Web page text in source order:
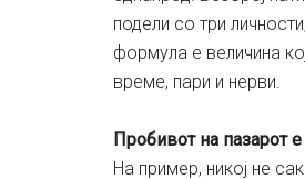
подели со три
формула е величина
време, пари и нерви.
Пробивот на пазарот
На пример, никој не